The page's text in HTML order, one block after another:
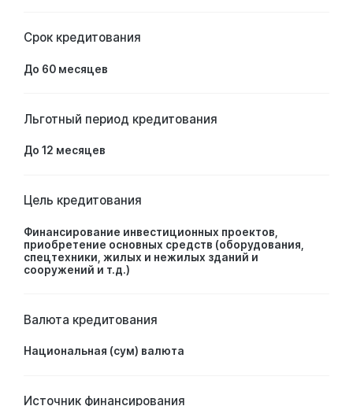
Срок кредитования
До 60 месяцев
Льготный период кредитования
До 12 месяцев
Цель кредитования
Финансирование инвестиционных проектов,
приобретение основных средств (оборудования,
спецтехники, жилых и нежилых зданий и
сооружений и т.д.)
Валюта кредитования
Национальная (сум) валюта
Источник финансирования